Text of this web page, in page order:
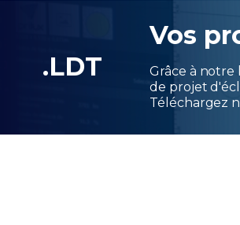
.LDT
Vos
Grâce à
de projet
Téléchargez